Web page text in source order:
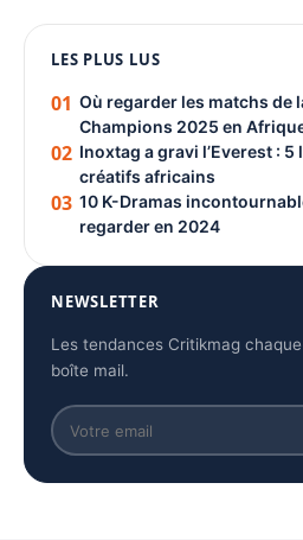
PUBLICITÉ
LES PLUS LUS
01 Où regarder les matchs de
Champions 2025 en
02 Inoxtag a gravi l’Everest :
créatifs africains
03 10 K-Dramas
regarder en 2024
NEWSLETTER
Les tendances Critikmag
boîte mail.